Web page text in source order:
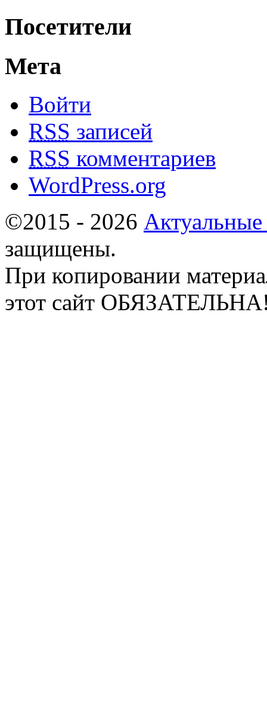
Посетители
Мета
Войти
RSS записей
RSS комментариев
WordPress.org
©2015 - 2026
защищены.
При копировании
этот сайт